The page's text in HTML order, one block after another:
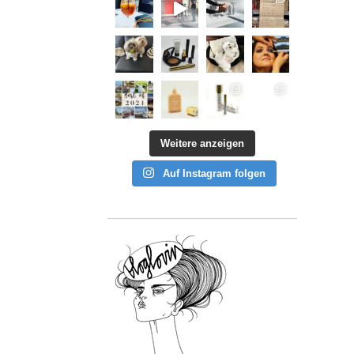
Weitere anzeigen
Auf Instagram folgen